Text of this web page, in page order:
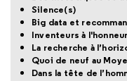
Silence(s)
Big data et
Inventeurs à
La recherche à
Quoi de neuf au
Dans la tête de